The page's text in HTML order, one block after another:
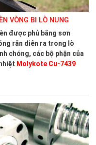
VÒNG BI LÒ NUNG
được phủ bằng sơn
rắn diễn ra trong lò
chóng, các bộ phận của
Molykote Cu-7439